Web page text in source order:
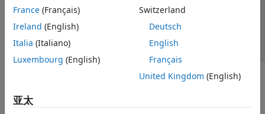
France (Français)
Ireland (English)
Italia (Italiano)
Luxembourg (English)
Switzerland
Deutsch
English
Français
United Kingdom (English)
亚太